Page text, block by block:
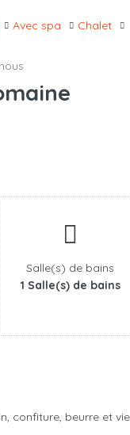
Avec spa
Chalet
Salle(s) de bains
1 Salle(s) de bains
confiture, beurre et